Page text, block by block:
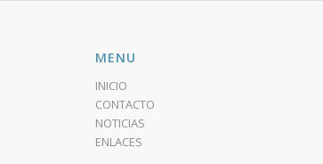
MENU
INICIO
CONTACTO
NOTICIAS
ENLACES